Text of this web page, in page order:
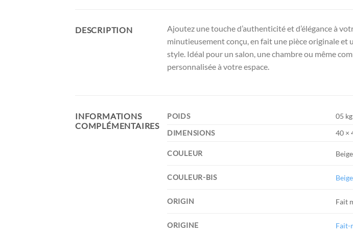
DESCRIPTION
Ajoutez une touche d’authenticité et d’élégance à
minutieusement conçu, en fait une pièce originale et
style. Idéal pour un salon, une chambre ou même
personnalisée à votre espace.
INFORMATIONS
COMPLÉMENTAIRES
POIDS
05 kg
DIMENSIONS
40 ×
COULEUR
COULEUR-BIS Beige
ORIGIN Fait
ORIGINE Fait-